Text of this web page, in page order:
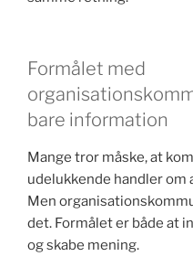
Formålet med
bare information
Mange tror måske, at
udelukkende handler om
Men
det. Formålet er både at
og skabe mening.